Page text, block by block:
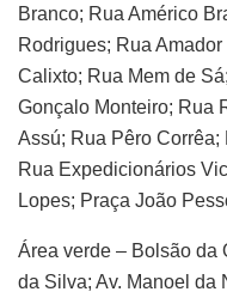
Branco; Rua Américo
Rodrigues; Rua
Calixto; Rua Mem de
Gonçalo Monteiro; Rua
Assú; Rua Pêro
Rua Expedicionários
Lopes; Praça João
Área verde – Bolsão da
da Silva; Av. Manoel da